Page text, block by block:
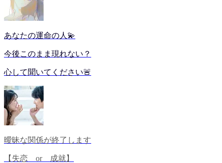
あなたの運命の人💫
今後このまま現れない？
心して聞いてください🚨
曖昧な関係が終了します
【失恋 or 成就】